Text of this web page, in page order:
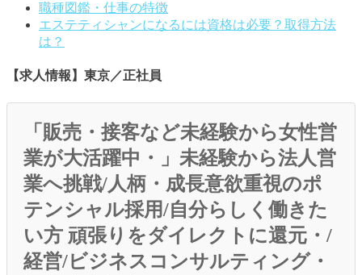
職種図鑑・仕事の特徴
エステティシャンになるには資格は必要？取得方法
は？
【求人情報】東京／正社員
「販売・接客など未経験から女性営
業が大活躍中・」未経験から法人営
業へ挑戦/人柄・成長意欲重視のポ
テンシャル採用/自分らしく働きた
い方 頑張りをダイレクトに還元・/
経営/ビジネスコンサルティング・